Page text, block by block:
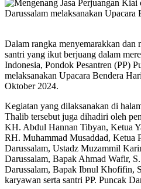
Dalam rangka menyemarakkan dan
santri yang ikut berjuang dalam
Indonesia, Pondok Pesantren (PP)
melaksanakan Upacara Bendera
Oktober 2024.
Kegiatan yang dilaksanakan di
Thalib tersebut juga dihadiri oleh
KH. Abdul Hannan Tibyan, Ketua
RH. Muhammad Musaddad, Ketua
Darussalam, Ustadz Muzammil
Darussalam, Bapak Ahmad Wafir,
Darussalam, Bapak Ibnul Khofifin,
karyawan serta santri PP. Puncak